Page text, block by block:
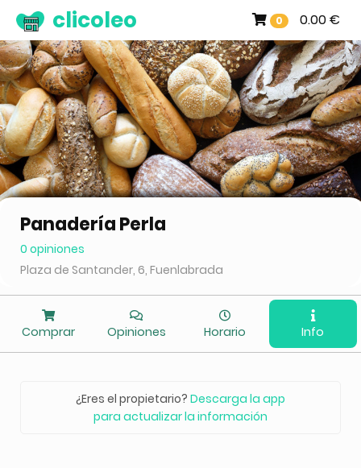
0 0.00 €
clicoleo
Panadería Perla
0 opiniones
Plaza de Santander, 6, Fuenlabrada
Comprar Opiniones Horario Info
¿Eres el propietario? Descarga la app
para actualizar la información